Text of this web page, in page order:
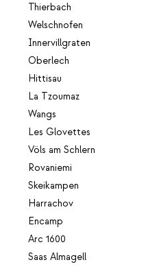
Thierbach
Welschnofen
Innervillgraten
Oberlech
Hittisau
La Tzoumaz
Wangs
Les Glovettes
Völs am Schlern
Rovaniemi
Skeikampen
Harrachov
Encamp
Arc 1600
Saas Almagell